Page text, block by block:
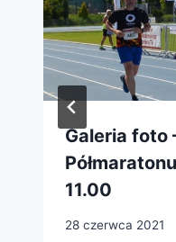
Galeria foto
11.00
28 czerwca 2021